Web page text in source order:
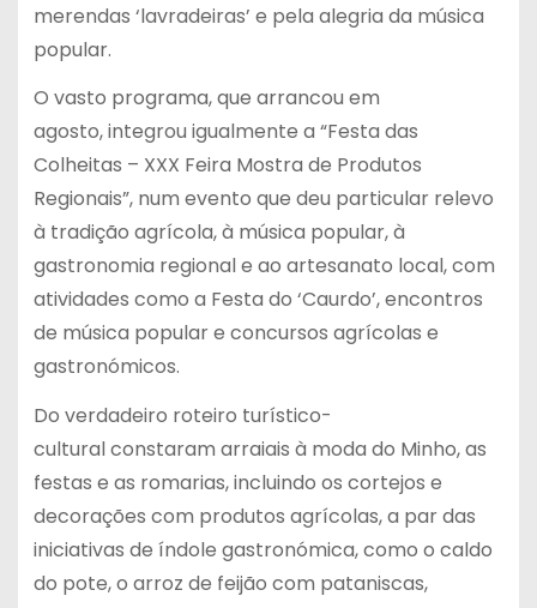
merendas ‘lavradeiras’ e pela alegria da música
popular.
O vasto programa, que arrancou em
agosto, integrou igualmente a “Festa das
Colheitas – XXX Feira Mostra de Produtos
Regionais”, num evento que deu particular relevo
à tradição agrícola, à música popular, à
gastronomia regional e ao artesanato local, com
atividades como a Festa do ‘Caurdo’, encontros
de música popular e concursos agrícolas e
gastronómicos.
Do verdadeiro roteiro turístico-
cultural constaram arraiais à moda do Minho, as
festas e as romarias, incluindo os cortejos e
decorações com produtos agrícolas, a par das
iniciativas de índole gastronómica, como o caldo
do pote, o arroz de feijão com pataniscas,